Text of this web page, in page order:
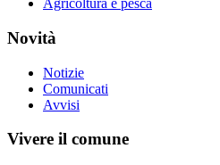
Agricoltura e pesca
Novità
Notizie
Comunicati
Avvisi
Vivere il comune